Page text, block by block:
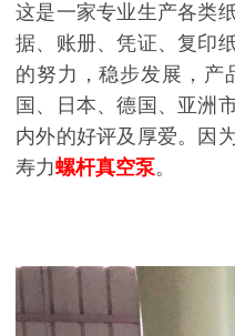
这是一家专业生产各类
据、账册、凭证、复印
的努力，稳步发展，产
国、日本、德国、亚洲
内外的好评及厚爱。因
寿力螺杆真空泵。